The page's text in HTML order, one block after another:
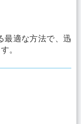
最適な方法で、迅
。